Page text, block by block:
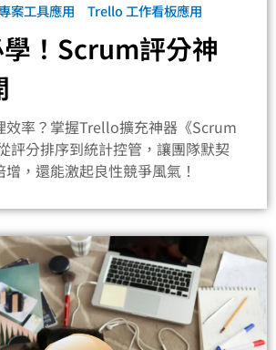
案工具應用 Trello 工作看板應用
！Scrum評分神
效率？掌握Trello擴充神器《Scrum
評分排序到統計控管，讓團隊默契
，還能激起良性競爭風氣！